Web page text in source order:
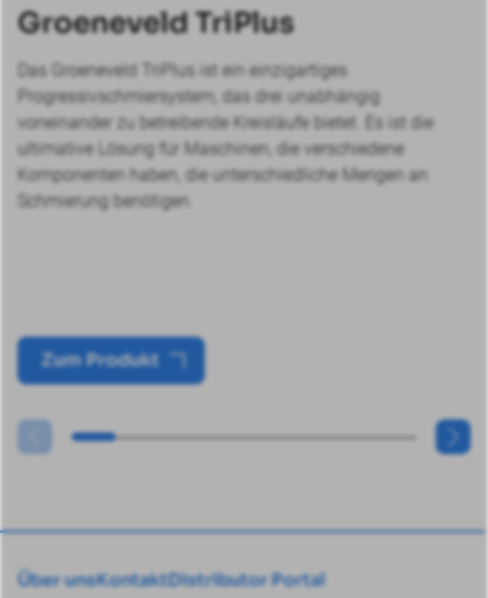
Groeneveld TriPlus
Das Groeneveld TriPlus ist ein einzigartiges
Progressivschmiersystem, das drei unabhängig
voneinander zu betreibende Kreisläufe bietet. Es ist die
ultimative Lösung für Maschinen, die verschiedene
Komponenten haben, die unterschiedliche Mengen an
Schmierung benötigen.
Zum Produkt
Über unsKontaktDistributor Portal